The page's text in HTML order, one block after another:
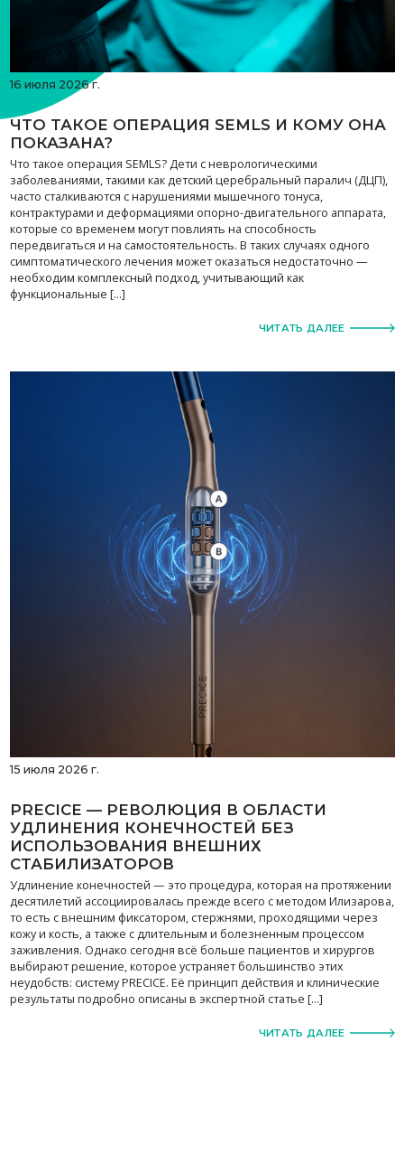
16 июля 2026 г.
ЧТО ТАКОЕ ОПЕРАЦИЯ SEMLS И КОМУ ОНА
ПОКАЗАНА?
Что такое операция SEMLS? Дети с неврологическими
заболеваниями, такими как детский церебральный паралич (ДЦП),
часто сталкиваются с нарушениями мышечного тонуса,
контрактурами и деформациями опорно-двигательного аппарата,
которые со временем могут повлиять на способность
передвигаться и на самостоятельность. В таких случаях одного
симптоматического лечения может оказаться недостаточно —
необходим комплексный подход, учитывающий как
функциональные […]
ЧИТАТЬ ДАЛЕЕ
15 июля 2026 г.
PRECICE — РЕВОЛЮЦИЯ В ОБЛАСТИ
УДЛИНЕНИЯ КОНЕЧНОСТЕЙ БЕЗ
ИСПОЛЬЗОВАНИЯ ВНЕШНИХ
СТАБИЛИЗАТОРОВ
Удлинение конечностей — это процедура, которая на протяжении
десятилетий ассоциировалась прежде всего с методом Илизарова,
то есть с внешним фиксатором, стержнями, проходящими через
кожу и кость, а также с длительным и болезненным процессом
заживления. Однако сегодня всё больше пациентов и хирургов
выбирают решение, которое устраняет большинство этих
неудобств: систему PRECICE. Её принцип действия и клинические
результаты подробно описаны в экспертной статье […]
ЧИТАТЬ ДАЛЕЕ